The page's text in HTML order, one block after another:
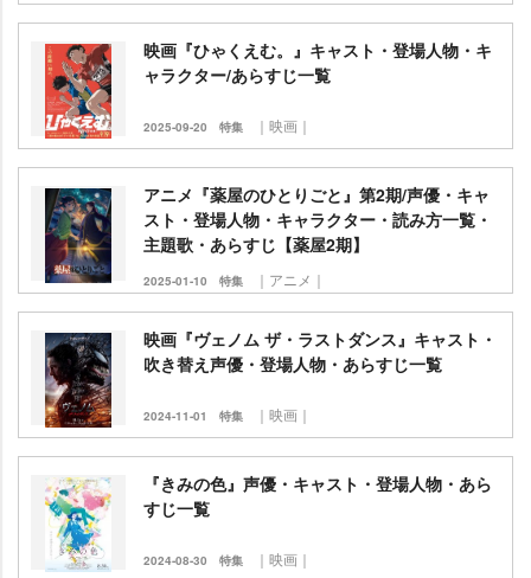
映画『ひゃくえむ。』キャスト・登場人物・キ
ャラクター/あらすじ一覧
2025-09-20 特集 ｜映画｜
アニメ『薬屋のひとりごと』第2期/声優・キャ
スト・登場人物・キャラクター・読み方一覧・
主題歌・あらすじ【薬屋2期】
2025-01-10 特集 ｜アニメ｜
映画『ヴェノム ザ・ラストダンス』キャスト・
吹き替え声優・登場人物・あらすじ一覧
2024-11-01 特集 ｜映画｜
『きみの色』声優・キャスト・登場人物・あら
すじ一覧
2024-08-30 特集 ｜映画｜